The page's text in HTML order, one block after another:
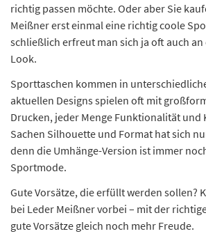
richtig passen möchte. Oder aber Sie
Meißner erst einmal eine richtig coole
schließlich erfreut man sich ja oft auch
Look.
Sporttaschen kommen in
aktuellen Designs spielen oft mit
Drucken, jeder Menge Funktionalität und
Sachen Silhouette und Format hat sich
denn die Umhänge-Version ist immer
Sportmode.
Gute Vorsätze, die erfüllt werden sollen?
bei Leder Meißner vorbei – mit der
gute Vorsätze gleich noch mehr Freude.